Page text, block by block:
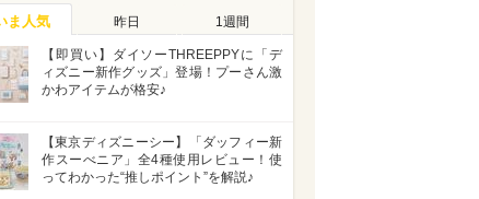
ま人気 昨日 1週間
【即買い】ダイソーTHREEPPYに「デ
ィズニー新作グッズ」登場！プーさん激
かわアイテムが格安♪
【東京ディズニーシー】「ダッフィー新
作スーべニア」全4種使用レビュー！使
ってわかった“推しポイント”を解説♪